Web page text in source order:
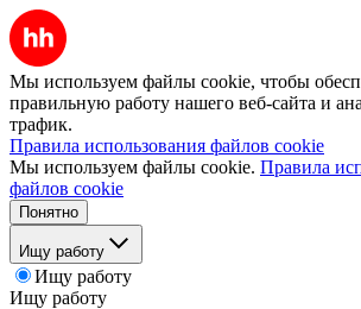
Мы используем файлы cookie, чтобы
правильную работу нашего веб-сайта и
трафик.
Правила использования файлов cookie
Мы используем файлы cookie. Правила
файлов cookie
Понятно
Ищу работу
Ищу работу
Ищу работу